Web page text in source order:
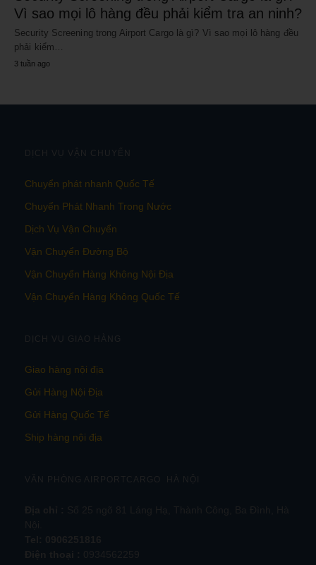
Vì sao mọi lô hàng đều phải kiểm tra an ninh?
Security Screening trong Airport Cargo là gì? Vì sao mọi lô hàng đều
phải kiểm…
3 tuần ago
DỊCH VỤ VẬN CHUYỂN
Chuyển phát nhanh Quốc Tế
Chuyển Phát Nhanh Trong Nước
Dịch Vụ Vận Chuyển
Vận Chuyển Đường Bộ
Vận Chuyển Hàng Không Nội Địa
Vận Chuyển Hàng Không Quốc Tế
DỊCH VỤ GIAO HÀNG
Giao hàng nội địa
Gửi Hàng Nội Địa
Gửi Hàng Quốc Tế
Ship hàng nội địa
VĂN PHÒNG AIRPORTCARGO HÀ NỘI